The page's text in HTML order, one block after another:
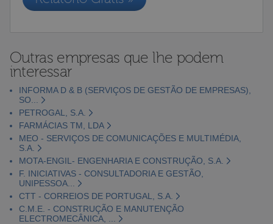
Outras empresas que lhe podem
interessar
INFORMA D & B (SERVIÇOS DE GESTÃO DE EMPRESAS),
SO...
PETROGAL, S.A.
FARMÁCIAS TM, LDA
MEO - SERVIÇOS DE COMUNICAÇÕES E MULTIMÉDIA,
S.A.
MOTA-ENGIL- ENGENHARIA E CONSTRUÇÃO, S.A.
F. INICIATIVAS - CONSULTADORIA E GESTÃO,
UNIPESSOA...
CTT - CORREIOS DE PORTUGAL, S.A.
C.M.E. - CONSTRUÇÃO E MANUTENÇÃO
ELECTROMECÂNICA, ...